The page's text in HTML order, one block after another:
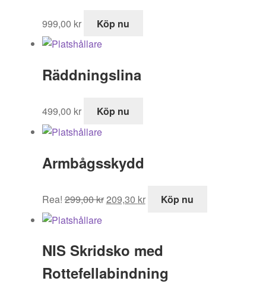
999,00 kr Köp nu
Räddningslina
499,00 kr Köp nu
Armbågsskydd
Rea! 299,00kr
ursprungliga
299,00 kr.
209,30 kr
nuvarande
209,30 kr.
Köp nu
NIS Skridsko med
Rottefellabindning